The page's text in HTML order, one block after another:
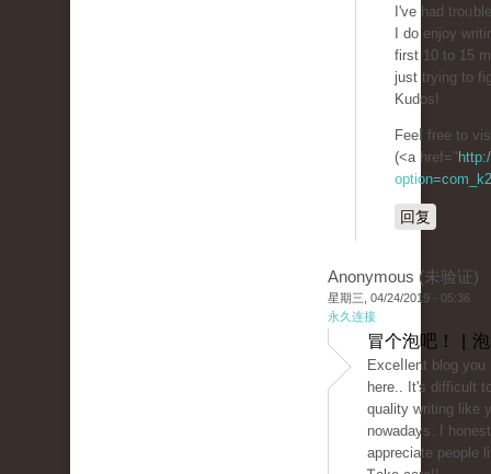
I've had
I do enjoy
first 10 to 15
just trying to
Kudos!
Feеⅼ free to
(<a href="
回复
Anonymous (未验证)
星期三, 04/24/2019 - 05:36
永久连接
冒个泡吧！ |
Exceⅼlent blog you
here.. It's difficult
quality writing like
nowadayѕ. I
apprеciate рeoplе